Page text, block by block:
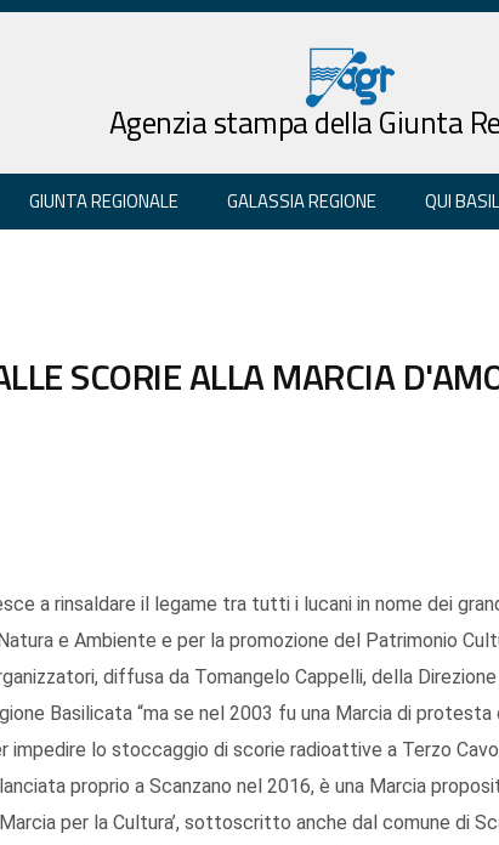
Agenzia stampa della Giunta
GIUNTA REGIONALE GALASSIA REGIONE QUI
SCORIE ALLA MARCIA
a rinsaldare il legame tra tutti i lucani in nome dei
e Ambiente e per la promozione del Patrimonio
diffusa da Tomangelo Cappelli, della Direzione
Basilicata “ma se nel 2003 fu una Marcia di protesta
impedire lo stoccaggio di scorie radioattive a Terzo
proprio a Scanzano nel 2016, è una Marcia
per la Cultura’, sottoscritto anche dal comune di